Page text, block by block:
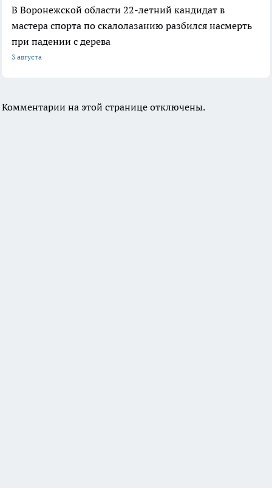
В Воронежской области 22-летний кандидат в
мастера спорта по скалолазанию разбился насмерть
при падении с дерева
3 августа
Комментарии на этой странице отключены.